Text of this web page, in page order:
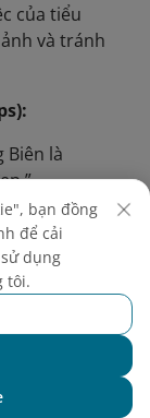
của tiểu
và tránh
Biên là
một bức
đẹp.”
bạn đồng
để cải
dụng
tôi.